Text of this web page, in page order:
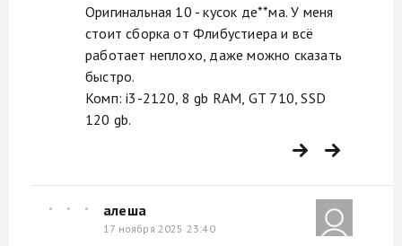
Оригинальная 10 - кусок де**ма. У меня
стоит сборка от Флибустиера и всё
работает неплохо, даже можно сказать
быстро.
Комп: i3-2120, 8 gb RAM, GT 710, SSD
120 gb.
алеша
17 ноября 2025 23:40